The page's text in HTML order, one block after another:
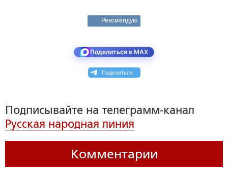
Рекомендую
Поделиться в MAX
Поделиться
Подписывайте на телеграмм-канал
Русская народная линия
Комментарии